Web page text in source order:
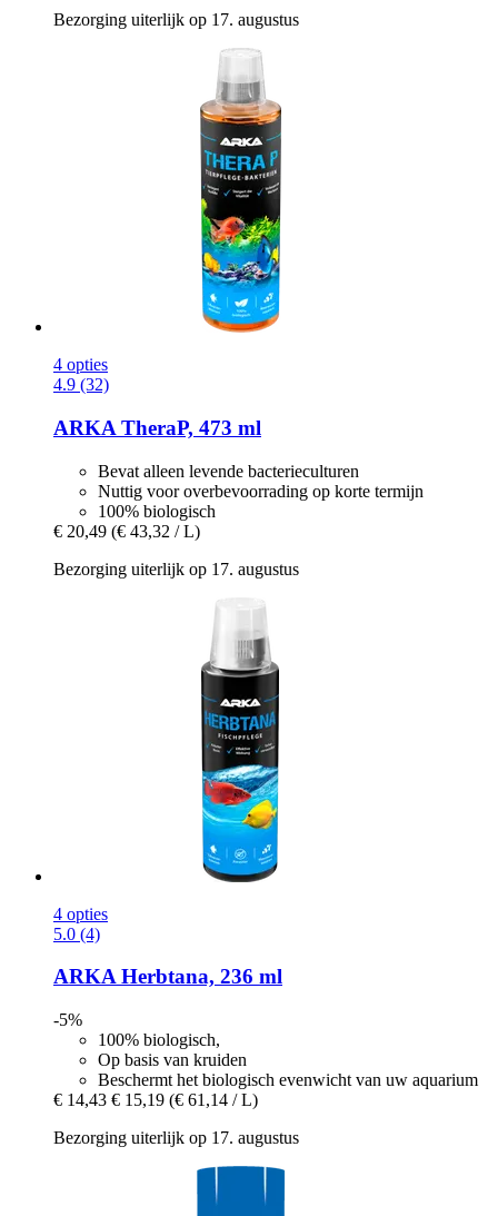
Bezorging uiterlijk op 17. augustus
4 opties
4.9 (32)
ARKA TheraP, 473 ml
Bevat alleen levende bacterieculturen
Nuttig voor overbevoorrading op korte termijn
100% biologisch
€ 20,49 (€ 43,32 / L)
Bezorging uiterlijk op 17. augustus
4 opties
5.0 (4)
ARKAHerbtana, 236 ml
-5%
100% biologisch,
Op basis van kruiden
Beschermt het biologisch evenwicht van uw aquarium
€ 14,43 € 15,19 (€ 61,14 / L)
Bezorging uiterlijk op 17. augustus